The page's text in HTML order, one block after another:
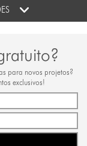
para novos projetos?
exclusivos!